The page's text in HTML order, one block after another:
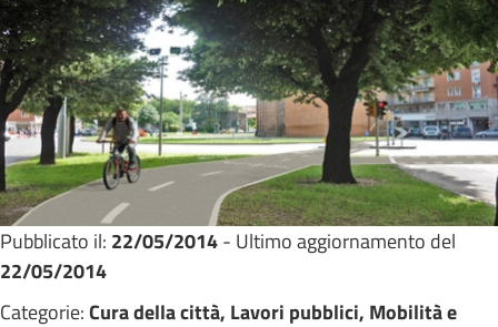
Pubblicato il: 22/05/2014- Ultimo aggiornamento del
22/05/2014
Categorie:Cura della città, Lavori pubblici, Mobilità e